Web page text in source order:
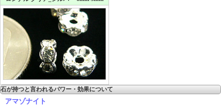
石が持つと言われるパワー・効果について
アマゾナイト